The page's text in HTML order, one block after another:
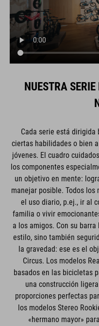
NUESTRA
Cada serie está dirigida
ciertas habilidades o bien
jóvenes. El cuadro
los componentes
un objetivo en mente:
manejar posible. Todos los
el uso diario, p.ej., ir al
familia o vivir
a los amigos. Con su
estilo, sino también
la gravedad: ese es el
Circus. Los modelos
basados en las bicicletas
una construcción
proporciones perfectas
los modelos Stereo
«hermano mayor»